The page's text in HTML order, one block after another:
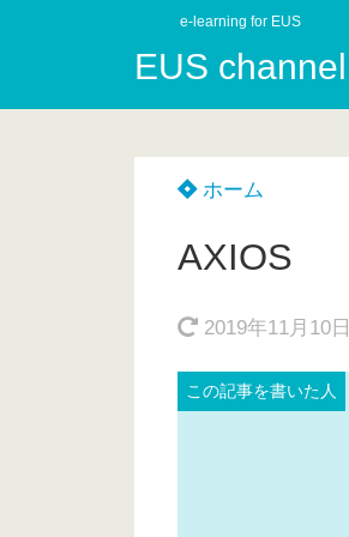
e-learning for EUS
EUS channel
ホーム
AXIOS
2019年11月10日